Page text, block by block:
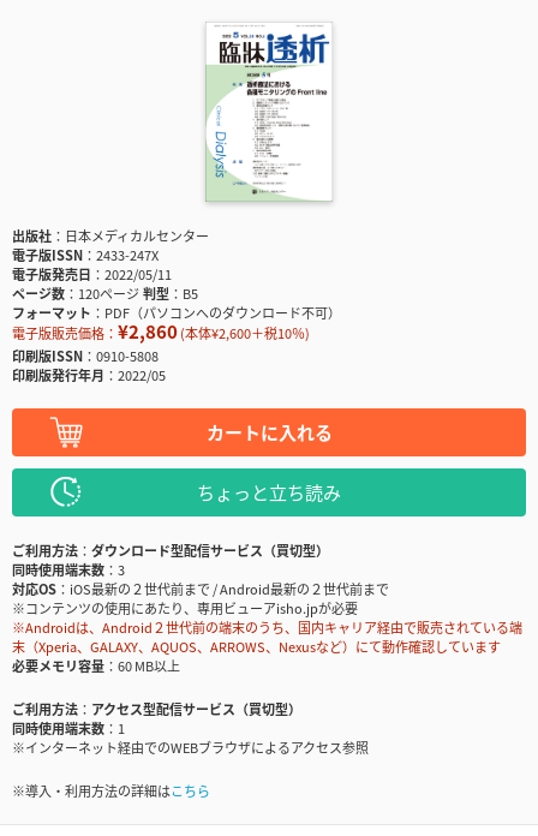
出版社
日本メディカルセンター
電子版ISSN
2433-247X
電子版発売日
2022/05/11
ページ数
120ページ判型
B5
フォーマット
PDF（パソコンへのダウンロード不可）
電子版販売価格： ¥2,860(本体¥2,600＋税10％)
印刷版ISSN
0910-5808
印刷版発行年月
2022/05
カートに入れる
ちょっと立ち読み
ご利用方法
ダウンロード型配信サービス（買切型）
同時使用端末数
3
対応OS
iOS最新の２世代前まで / Android最新の２世代前まで
※コンテンツの使用にあたり、専用ビューアisho.jpが必要
※Androidは、Android２世代前の端末のうち、国内キャリア経由で販売されている端
末（Xperia、GALAXY、AQUOS、ARROWS、Nexusなど）にて動作確認しています
必要メモリ容量
60 MB以上
ご利用方法
アクセス型配信サービス（買切型）
同時使用端末数
1
※インターネット経由でのWEBブラウザによるアクセス参照
※導入・利用方法の詳細はこちら